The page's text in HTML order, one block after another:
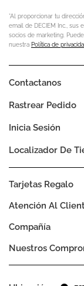
*Al proporcionar tu
email de DECIEM Inc., sus
socios de marketing.
nuestra Política de
Compañía
Nuestros
Atención Al
Tarjetas Regalo
Contactanos
Rastrear Pedido
Inicia Sesión
Localizador De